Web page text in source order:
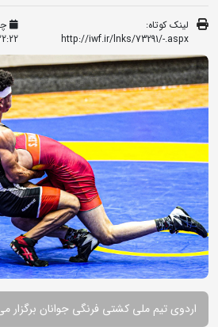
لینک کوتاه:
http://iwf.ir/lnks/73291/-.aspx
اردوی تیم ملی کشتی فرنگی جوانان برگزار